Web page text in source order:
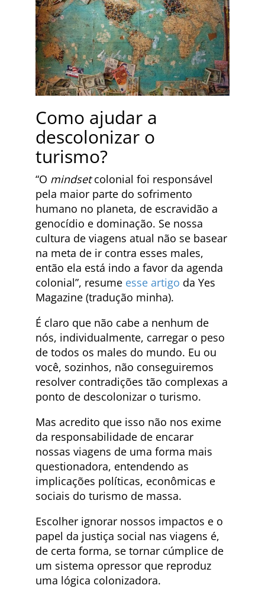
Como ajudar a
descolonizar o
turismo?
“O mindsetcolonial foi responsável
pela maior parte do sofrimento
humano no planeta, de escravidão a
genocídio e dominação. Se nossa
cultura de viagens atual não se basear
na meta de ir contra esses males,
então ela está indo a favor da agenda
colonial”, resume esse artigo da Yes
Magazine (tradução minha).
É claro que não cabe a nenhum de
nós, individualmente, carregar o peso
de todos os males do mundo. Eu ou
você, sozinhos, não conseguiremos
resolver contradições tão complexas a
ponto de descolonizar o turismo.
Mas acredito que isso não nos exime
da responsabilidade de encarar
nossas viagens de uma forma mais
questionadora, entendendo as
implicações políticas, econômicas e
sociais do turismo de massa.
Escolher ignorar nossos impactos e o
papel da justiça social nas viagens é,
de certa forma, se tornar cúmplice de
um sistema opressor que reproduz
uma lógica colonizadora.